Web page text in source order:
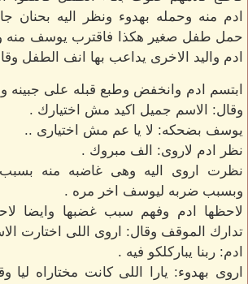
ادم منه وحمله بهدوء ونظر اليه بحنان
حمل طفل صغير هكذا فاقترب يوسف منه
ادم واليد الاخرى يداعب بها انف الطفل
ابتسم ادم وانخفض وطبع قبله على جبينه
وقال: الاسم جميل اكيد مش اختيارك .
يوسف بضحكه: لا يا عم مش اختيارى ..
نظر ادم لاروى: الف مبروك .
نظرت اروى اليه وهى غاضبه منه بسبب
وبسبب ضربه ليوسف اخر مره .
لاحظها ادم وفهم سبب غضبها وايضا
تدارك الموقف وقال: اروى اللى اختارت
ادم: ربنا يباركلكو فيه .
اروى بهدوء: يارا اللى كانت مختاراه ليا